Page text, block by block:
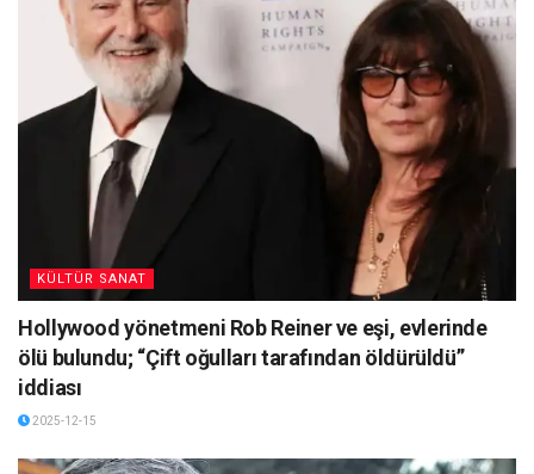
KÜLTÜR SANAT
Hollywood yönetmeni Rob Reiner ve eşi, evlerinde
ölü bulundu; “Çift oğulları tarafından öldürüldü”
iddiası
2025-12-15